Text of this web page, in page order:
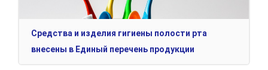
Средства и изделия гигиены полости рта
внесены в Единый перечень продукции